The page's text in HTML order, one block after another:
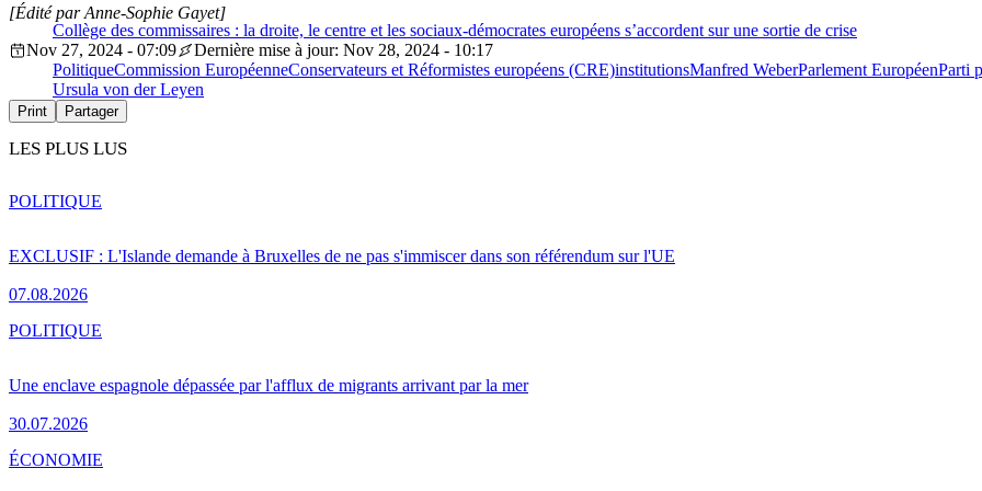
Collège des commissaires : la droite, le centre et les sociaux-démocrates européens s’accordent sur une sortie de crise
[Édité par Anne-Sophie Gayet]
Nov 27, 2024 - 07:09
Dernière mise à jour: Nov 28, 2024 - 10:17
PolitiqueCommission EuropéenneConservateurs et Réformistes européens (CRE)institutionsManfred WeberParlement EuropéenParti
Ursula von der Leyen
Print Partager
LES PLUS LUS
EXCLUSIF : L'Islande demande à Bruxelles de ne pas s'immiscer dans son référendum sur l'UE
07.08.2026
POLITIQUE
Une enclave espagnole dépassée par l'afflux de migrants arrivant par la mer
30.07.2026
POLITIQUE
ÉCONOMIE